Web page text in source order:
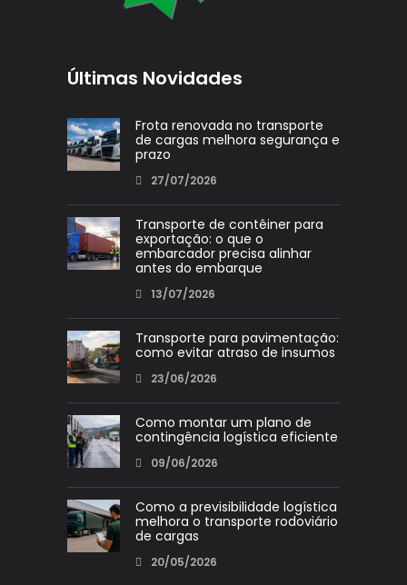
Últimas Novidades
Frota renovada no transporte
de cargas melhora segurança e
prazo
27/07/2026
Transporte de contêiner para
exportação: o que o
embarcador precisa alinhar
antes do embarque
13/07/2026
Transporte para pavimentação:
como evitar atraso de insumos
23/06/2026
Como montar um plano de
contingência logística eficiente
09/06/2026
Como a previsibilidade logística
melhora o transporte rodoviário
de cargas
20/05/2026